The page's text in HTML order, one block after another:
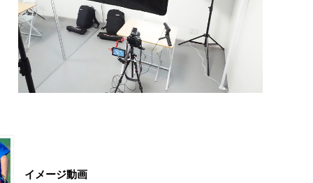
イメージ動画